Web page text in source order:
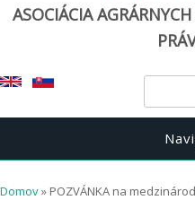
ASOCIÁCIA
Nachádzate sa tu
Domov» POZVÁNKA na